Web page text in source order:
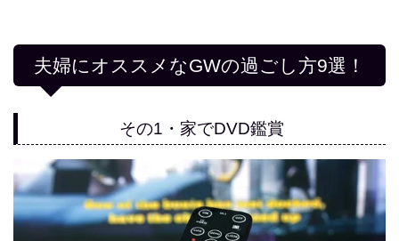
夫婦にオススメなGWの過ごし方9選！
その1・家でDVD鑑賞